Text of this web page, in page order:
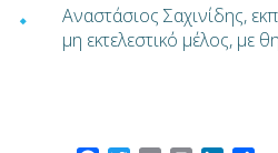
Αναστάσιος Σαχινίδης,
μη εκτελεστικό μέλος, με